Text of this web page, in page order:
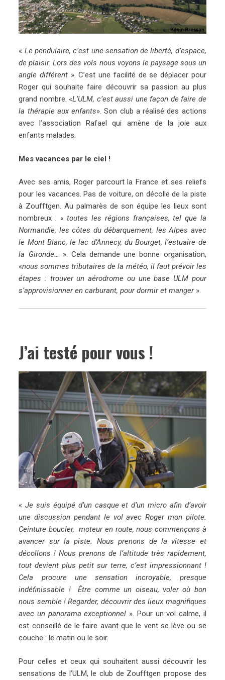
« Le pendulaire, c’est une sensation de liberté, d’espace,
de plaisir. Lors des vols nous voyons le paysage sous un
angle différent ». C’est une facilité de se déplacer pour
Roger qui souhaite faire découvrir sa passion au plus
grand nombre. «L’ULM, c’est aussi une façon de faire de
la thérapie aux enfants». Son club a réalisé des actions
avec l’association Rafael qui amène de la joie aux
enfants malades.
Mes vacances par le ciel !
Avec ses amis, Roger parcourt la France et ses reliefs
pour les vacances. Pas de voiture, on décolle de la piste
à Zoufftgen. Au palmarès de son équipe les lieux sont
nombreux : « toutes les régions françaises, tel que la
Normandie, les côtes du débarquement, les Alpes avec
le Mont Blanc, le lac d’Annecy, du Bourget, l’estuaire de
la Gironde… ». Cela demande une bonne organisation,
«nous sommes tributaires de la météo, il faut prévoir les
étapes : trouver un aérodrome ou une base ULM pour
s’approvisionner en carburant, pour dormir et manger».
J’ai testé pour vous !
«Je suis équipé d’un casque et d’un micro afin d’avoir
une discussion pendant le vol avec Roger mon pilote.
Ceinture boucler, moteur en route, nous commençons à
avancer sur la piste. Nous prenons de la vitesse et
décollons ! Nous prenons de l’altitude très rapidement,
tout devient plus petit sur terre, c’est impressionnant !
Cela procure une sensation incroyable, presque
indéfinissable ! Être comme un oiseau, voler où bon
nous semble ! Regarder, découvrir des lieux magnifiques
avec un panorama exceptionnel ». Pour un vol calme, il
est conseillé de le faire avant que le vent se lève ou se
couche : le matin ou le soir.
Pour celles et ceux qui souhaitent aussi découvrir les
sensations de l’ULM, le club de Zoufftgen propose des